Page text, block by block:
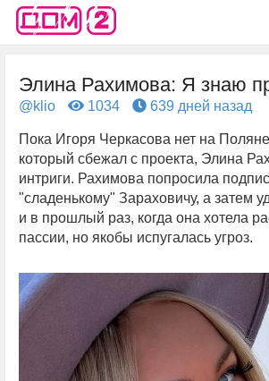
Элина Рахимова: Я знаю
@klio 1034 639 дней назад
Пока Игоря Черкасова нет на
который сбежал с проекта, Элина
интриги. Рахимова попросила
"сладенькому" Зараховичу, а затем
и в прошлый раз, когда она хотела
пассии, но якобы испугалась угроз.